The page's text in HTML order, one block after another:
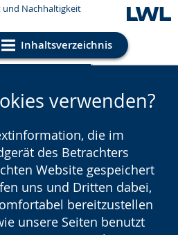
und Nachhaltigkeit
Inhaltsverzeichnis
Einstellungen
verwenden?
die im
des Betrachters
Website gespeichert
uns und Dritten dabei,
bereitzustellen
unsere Seiten benutzt